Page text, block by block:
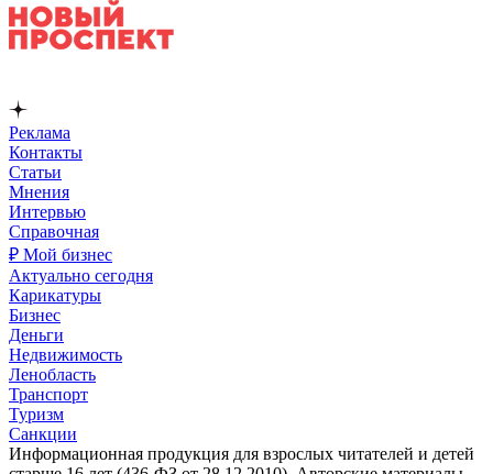
Реклама
Контакты
Статьи
Мнения
Интервью
Справочная
₽ Мой бизнес
Актуально сегодня
Карикатуры
Бизнес
Деньги
Недвижимость
Ленобласть
Транспорт
Туризм
Санкции
Информационная продукция для взрослых читателей и детей